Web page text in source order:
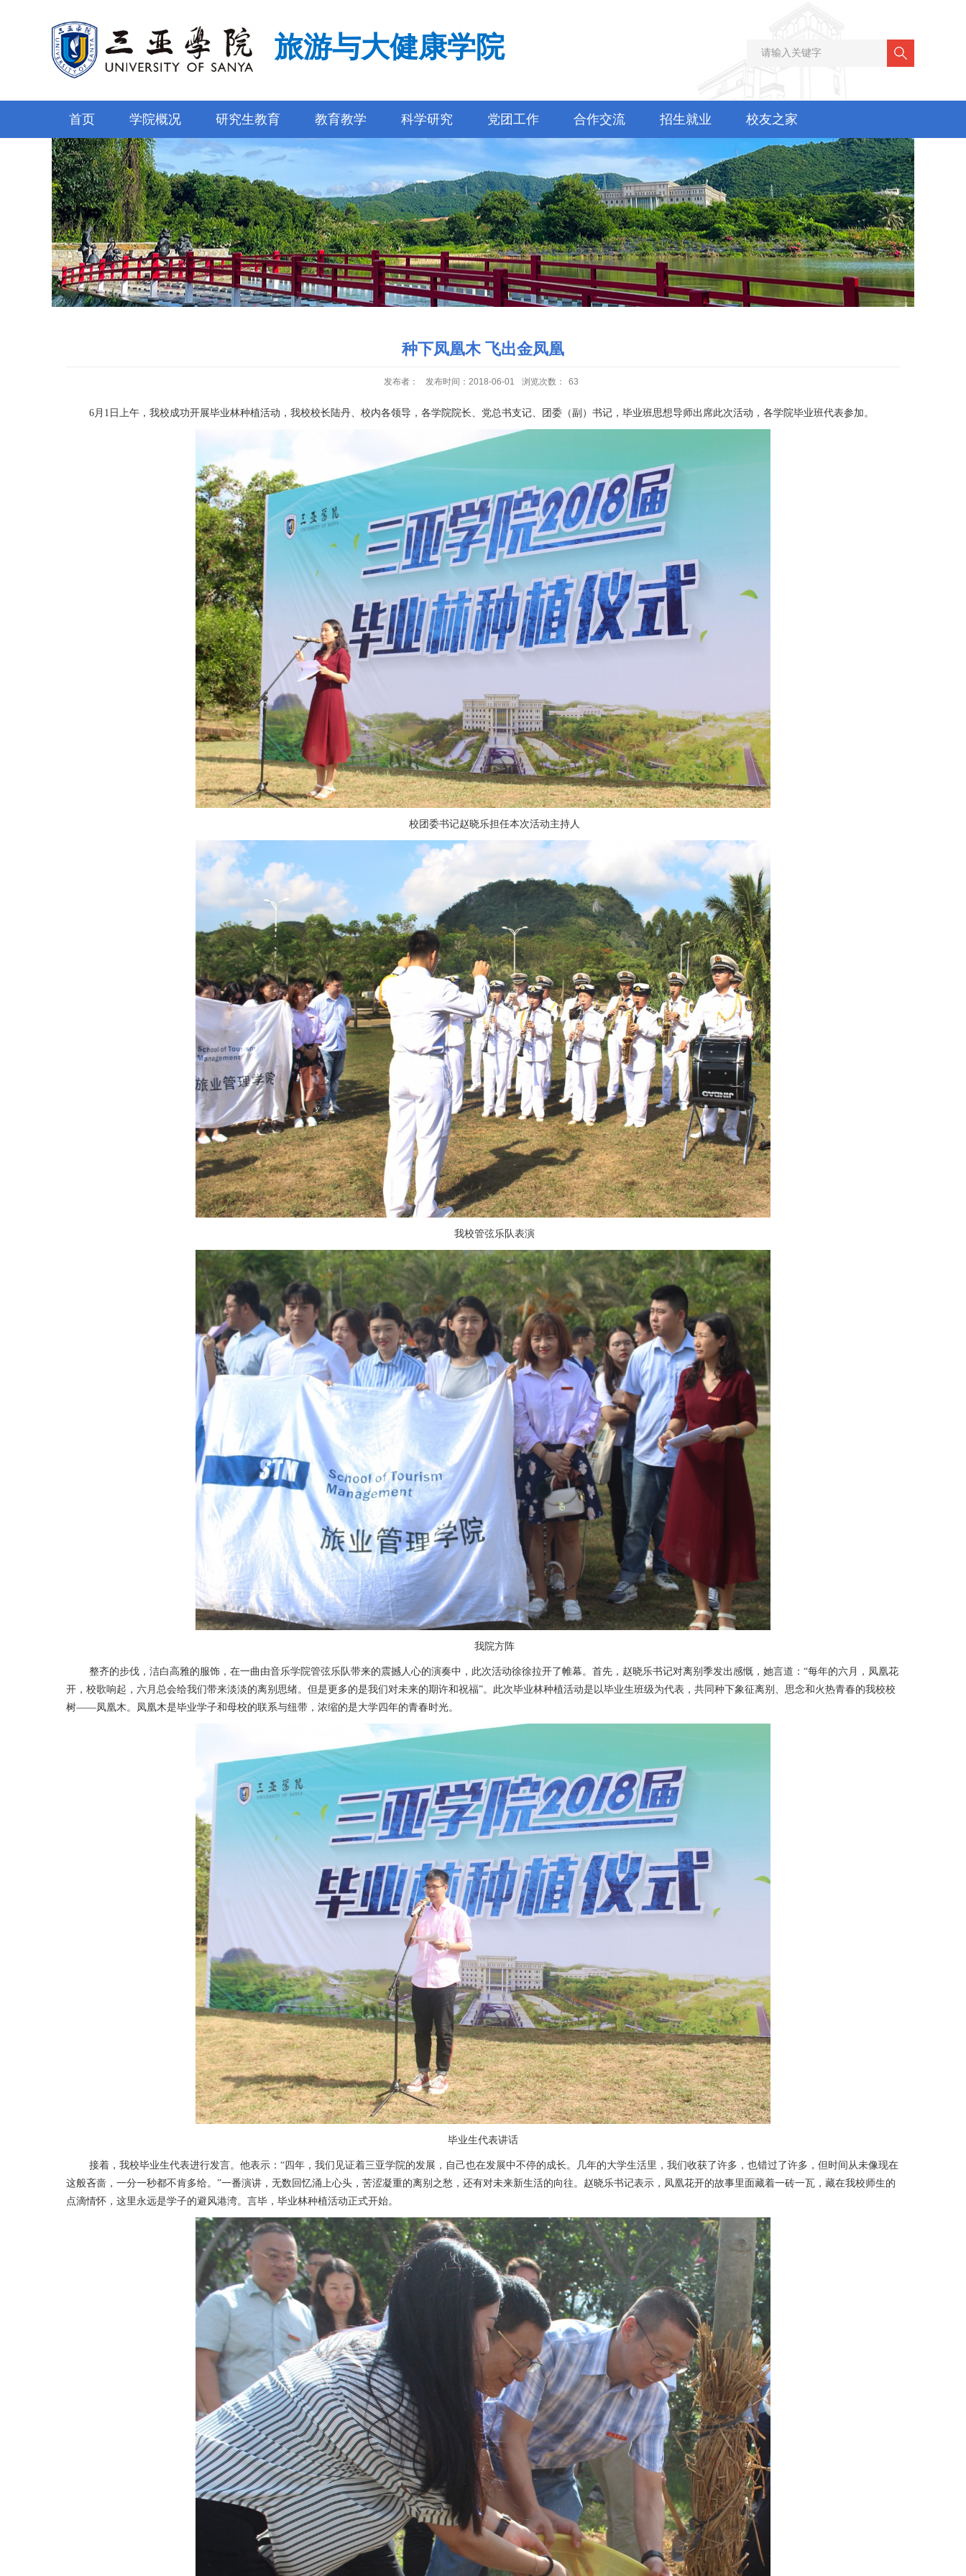
旅游与大健康学院
首页 学院概况 研究生教育 教育教学 科学研究 党团工作 合作交流 招生就业 校友之家
种下凤凰木 飞出金凤凰
发布者： 发布时间：2018-06-01 浏览次数： 63
6月 1 日上午，我校成功开展毕业林种植活动，我校校长陆丹、校内各领导，各学院院长、党总书支记、团委（副）书记，毕业班思想导师出席此次活动，各学院毕业班代表参加。
校团委书记赵晓乐担任本次活动主持人
我校管弦乐队表演
我院方阵
整齐的步伐，洁白高雅的服饰，在一曲由音乐学院管弦乐队带来的震撼人心的演奏中，此次活动徐徐拉开了帷幕。首先，赵晓乐书记对离别季发出感慨，她言道：“每年的六月，凤凰花
开，校歌响起，六月总会给我们带来淡淡的离别思绪。但是更多的是我们对未来的期许和祝福”。此次毕业林种植活动是以毕业生班级为代表，共同种下象征离别、思念和火热青春的我校校
树——凤凰木。凤凰木是毕业学子和母校的联系与纽带，浓缩的是大学四年的青春时光。
毕业生代表讲话
接着，我校毕业生代表进行发言。他表示：“四年，我们见证着三亚学院的发展，自己也在发展中不停的成长。几年的大学生活里，我们收获了许多，也错过了许多，但时间从未像现在
这般吝啬，一分一秒都不肯多给。”一番演讲，无数回忆涌上心头，苦涩凝重的离别之愁，还有对未来新生活的向往。赵晓乐书记表示，凤凰花开的故事里面藏着一砖一瓦，藏在我校师生的
点滴情怀，这里永远是学子的避风港湾。言毕，毕业林种植活动正式开始。